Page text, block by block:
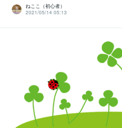
ねここ（初心者）
2021/05/14 05:13